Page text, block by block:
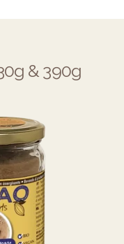
& 390g